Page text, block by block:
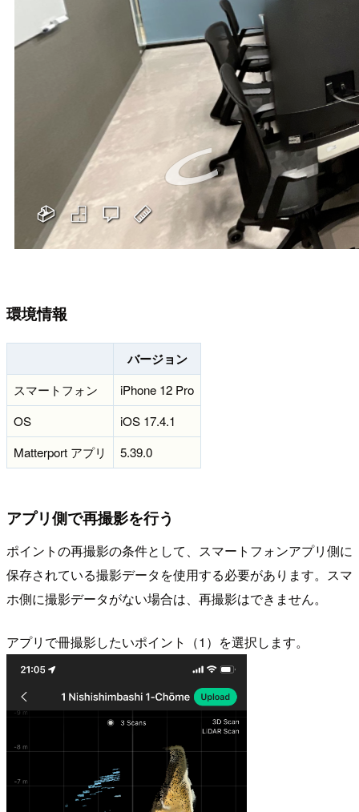
環境情報
バージョン
スマートフォン
iPhone 12 Pro
OS
iOS 17.4.1
Matterport アプリ
5.39.0
アプリ側で再撮影を行う
ポイントの再撮影の条件として、スマートフォンアプリ側に
保存されている撮影データを使用する必要があります。スマ
ホ側に撮影データがない場合は、再撮影はできません。
アプリで冊撮影したいポイント（1）を選択します。